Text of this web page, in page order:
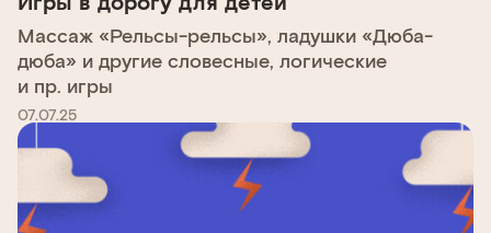
Массаж «Рельсы-рельсы», ладушки «Дюба-
дюба» и другие словесные, логические
и пр. игры
07.07.25